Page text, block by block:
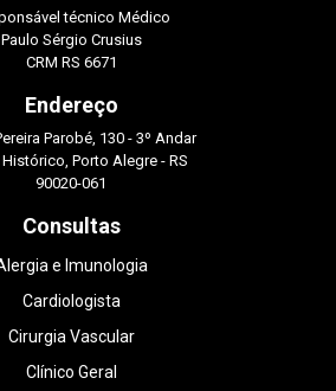
técnico Médico
Paulo Sérgio Crusius
CRM RS 6671
Endereço
Parobé, 130 - 3º Andar
Porto Alegre - RS
90020-061
Consultas
e Imunologia
Cardiologista
Cirurgia Vascular
Clínico Geral